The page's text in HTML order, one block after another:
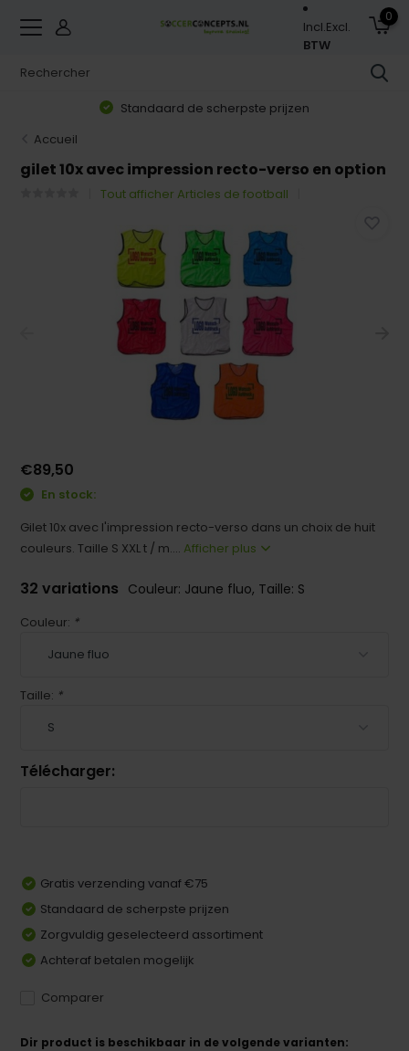
Incl.Excl.
BTW
0
Standaard de scherpste prijzen
Accueil
gilet 10x avec impression recto-verso en option
Tout afficher Articles de football
€89,50
En stock:
Gilet 10x avec l'impression recto-verso dans un choix de huit
couleurs. Taille S XXL t / m.... Afficher plus
32 variations Couleur: Jaune fluo, Taille: S
Couleur: *
Taille: *
Télécharger:
Gratis verzending vanaf €75
Standaard de scherpste prijzen
Zorgvuldig geselecteerd assortiment
Achteraf betalen mogelijk
Comparer
Dir product is beschikbaar in de volgende varianten: